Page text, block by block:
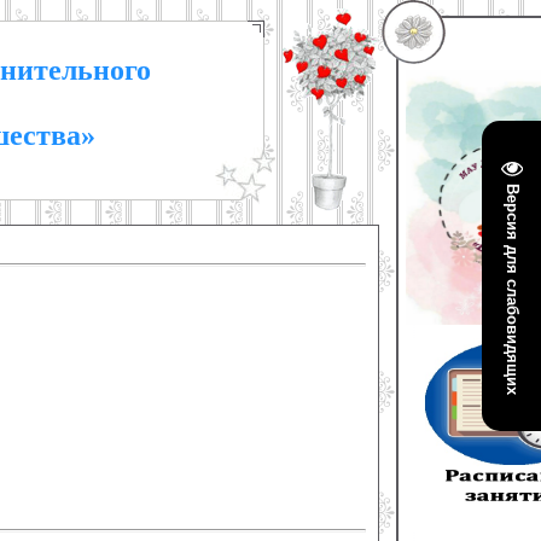
Версия для слабовидящих